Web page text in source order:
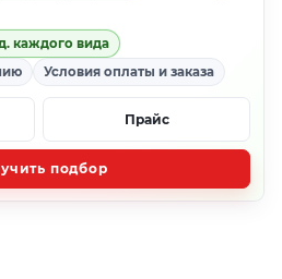
каждого вида
Условия оплаты и заказа
Прайс
подбор